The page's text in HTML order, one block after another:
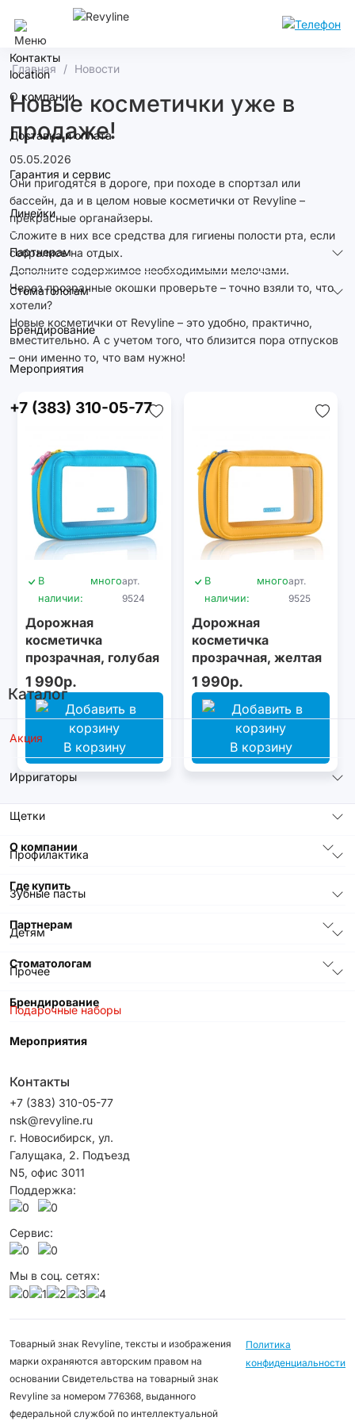
Новосибирск
Контакты
О компании
Доставка и оплата
Гарантия и сервис
Линейки
Партнерам
Стоматологам
Брендирование
Мероприятия
+7 (383) 310-05-77
Каталог
Акция
Ирригаторы
Щетки
Профилактика
Зубные пасты
Детям
Прочее
Подарочные наборы
Главная Новости
Новые косметички уже в
продаже!
05.05.2026
Они пригодятся в дороге, при походе в спортзал или
бассейн, да и в целом новые косметички от Revyline –
прекрасные органайзеры.
Сложите в них все средства для гигиены полости рта, если
собрались на отдых.
Дополните содержимое необходимыми мелочами.
Через прозрачные окошки проверьте – точно взяли то, что
хотели?
Новые косметички от Revyline – это удобно, практично,
вместительно. А с учетом того, что близится пора отпусков
– они именно то, что вам нужно!
В
наличии:
многоарт.
9524
Дорожная
косметичка
прозрачная, голубая
1 990р.
В корзину
В
наличии:
многоарт.
9525
Дорожная
косметичка
прозрачная, желтая
1 990р.
В корзину
О компании
Где купить
Партнерам
Стоматологам
Брендирование
Мероприятия
Контакты
+7 (383) 310-05-77
nsk@revyline.ru
г. Новосибирск, ул.
Галущака, 2. Подъезд
N5, офис 3011
Поддержка:
Сервис:
Мы в соц. сетях:
Товарный знак Revyline, тексты и изображения
марки охраняются авторским правом на
основании Свидетельства на товарный знак
Revyline за номером 776368, выданного
федеральной службой по интеллектуальной
Политика
конфиденциальности